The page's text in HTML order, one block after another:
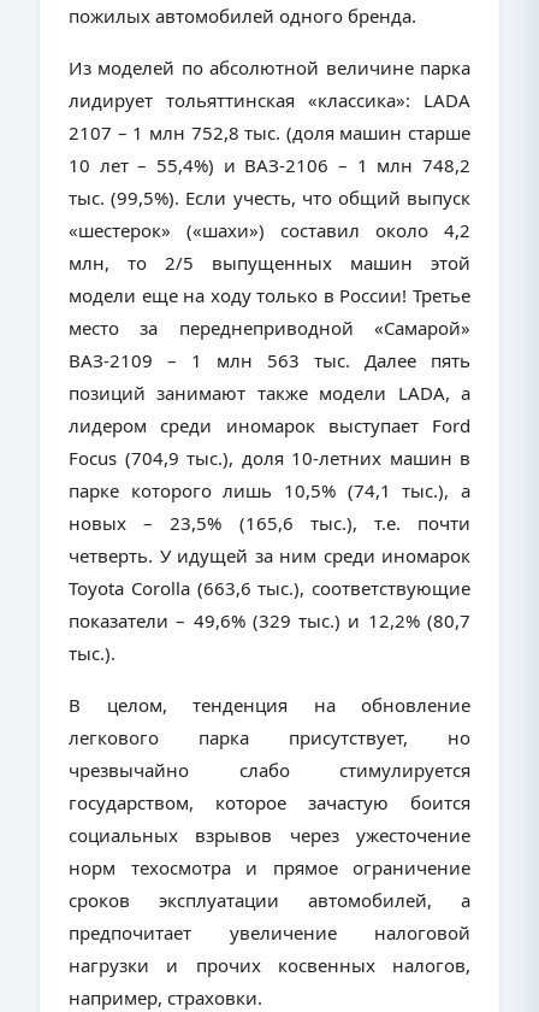
пожилых автомобилей одного бренда.
Из моделей по абсолютной величине парка
лидирует тольяттинская «классика»: LADA
2107 – 1 млн 752,8 тыс. (доля машин старше
10 лет – 55,4%) и ВАЗ-2106 – 1 млн 748,2
тыс. (99,5%). Если учесть, что общий выпуск
«шестерок» («шахи») составил около 4,2
млн, то 2/5 выпущенных машин этой
модели еще на ходу только в России! Третье
место за переднеприводной «Самарой»
ВАЗ-2109 – 1 млн 563 тыс. Далее пять
позиций занимают также модели LADA, а
лидером среди иномарок выступает Ford
Focus (704,9 тыс.), доля 10-летних машин в
парке которого лишь 10,5% (74,1 тыс.), а
новых – 23,5% (165,6 тыс.), т.е. почти
четверть. У идущей за ним среди иномарок
Toyota Corolla(663,6 тыс.), соответствующие
показатели – 49,6% (329 тыс.) и 12,2% (80,7
тыс.).
В целом, тенденция на обновление
легкового парка присутствует, но
чрезвычайно слабо стимулируется
государством, которое зачастую боится
социальных взрывов через ужесточение
норм техосмотра и прямое ограничение
сроков эксплуатации автомобилей, а
предпочитает увеличение налоговой
нагрузки и прочих косвенных налогов,
например, страховки.